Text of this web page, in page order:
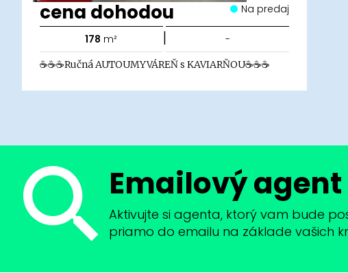
cena dohodou Na predaj
178 m² | -
☕☕☕Ručná AUTOUMYVÁREŇ s KAVIARŇOU☕☕☕
Emailový agent
Aktivujte si agenta, ktorý vam bude
priamo do emailu na základe vašich